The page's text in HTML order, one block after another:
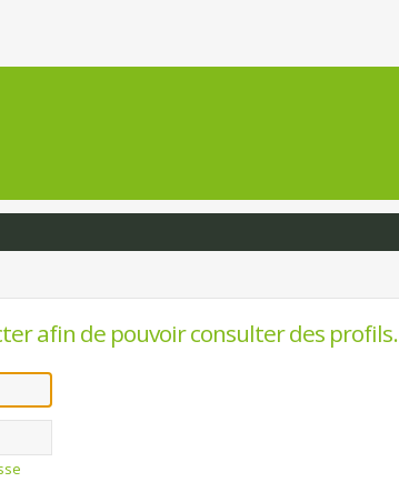
afin de pouvoir consulter des profils.